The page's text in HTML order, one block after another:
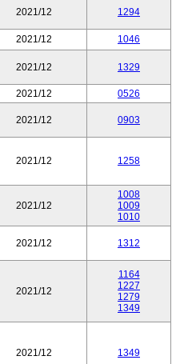
2021/12 1294
2021/12 1046
2021/12 1329
2021/12 0526
2021/12 0903
2021/12 1258
2021/12
1008
1009
1010
2021/12 1312
2021/12
1164
1227
1279
1349
2021/12 1349